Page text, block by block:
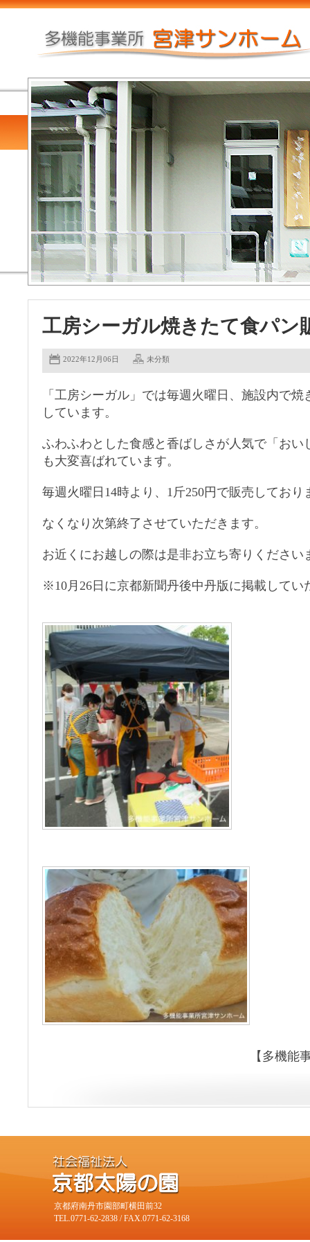
工房シーガル焼きたて食パン
2022年12月06日 未分類
「工房シーガル」では毎週火曜日、施設内で
しています。
ふわふわとした食感と香ばしさが人気で「おい
も大変喜ばれています。
毎週火曜日14時より、1斤250円で販売しており
なくなり次第終了させていただきます。
お近くにお越しの際は是非お立ち寄りください
※10月26日に京都新聞丹後中丹版に掲載してい
【多機能
京都府南丹市園部町横田前32
TEL.0771-62-2838 / FAX.0771-62-3168